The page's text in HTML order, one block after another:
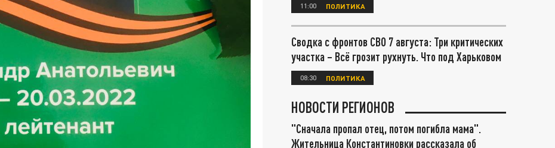
11:00 ПОЛИТИКА
Сводка с фронтов СВО 7 августа: Три критических
участка – Всё грозит рухнуть. Что под Харьковом
08:30 ПОЛИТИКА
НОВОСТИ РЕГИОНОВ
"Сначала пропал отец, потом погибла мама".
Жительница Константиновки рассказала об